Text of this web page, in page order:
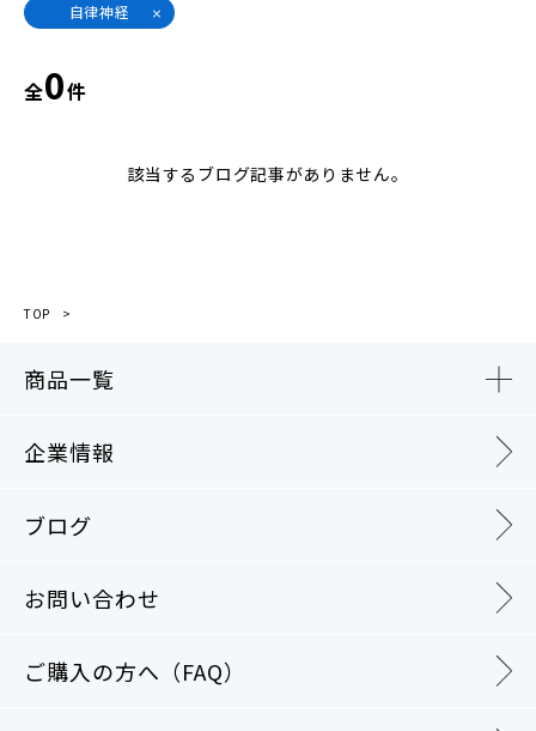
自律神経
全0件
該当するブログ記事がありません。
TOP
商品一覧
企業情報
ブログ
お問い合わせ
ご購入の方へ（FAQ）